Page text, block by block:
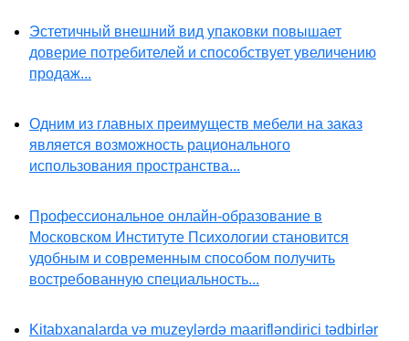
Эстетичный внешний вид упаковки повышает
доверие потребителей и способствует увеличению
продаж...
Одним из главных преимуществ мебели на заказ
является возможность рационального
использования пространства...
Профессиональное онлайн-образование в
Московском Институте Психологии становится
удобным и современным способом получить
востребованную специальность...
Kitabxanalarda və muzeylərdə maarifləndirici tədbirlər